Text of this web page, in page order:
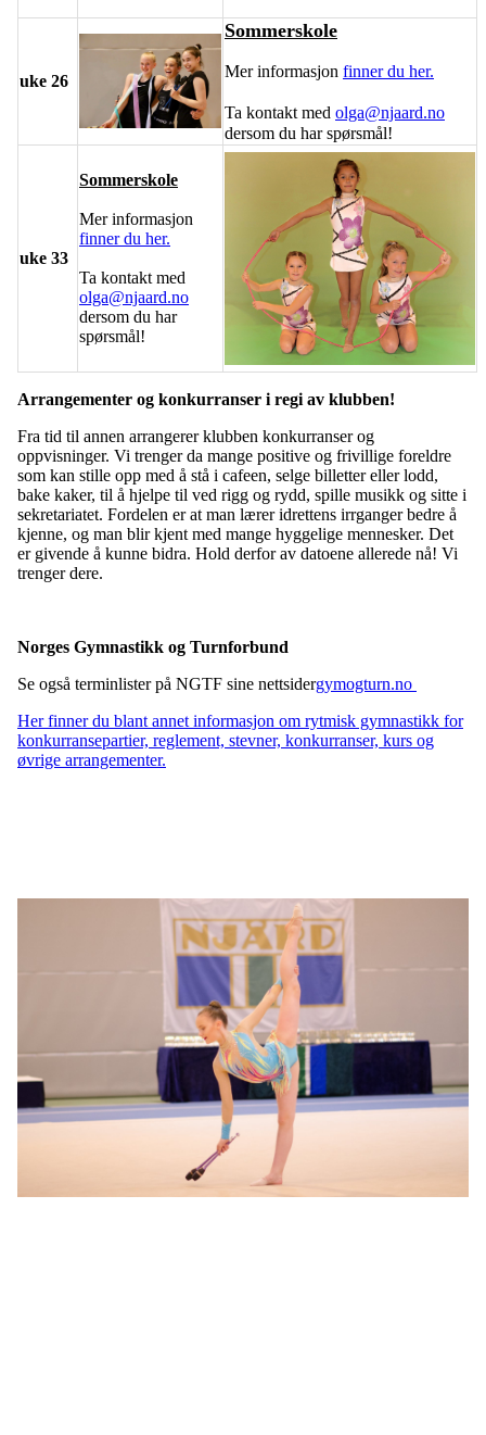
uke 26
Sommerskole
Mer informasjon finner du her.
Ta kontakt med olga@njaard.no
dersom du har spørsmål!
uke 33
Sommerskole
Mer informasjon
finner du her.
Ta kontakt med
olga@njaard.no
dersom du har
spørsmål!
Arrangementer og konkurranser i regi av klubben!
Fra tid til annen arrangerer klubben konkurranser og
oppvisninger. Vi trenger da mange positive og frivillige foreldre
som kan stille opp med å stå i cafeen, selge billetter eller lodd,
bake kaker, til å hjelpe til ved rigg og rydd, spille musikk og sitte i
sekretariatet. Fordelen er at man lærer idrettens irrganger bedre å
kjenne, og man blir kjent med mange hyggelige mennesker. Det
er givende å kunne bidra. Hold derfor av datoene allerede nå! Vi
trenger dere.
Norges Gymnastikk og Turnforbund
Se også terminlister på NGTF sine nettsidergymogturn.no
Her finner du blant annet informasjon om rytmisk gymnastikk for
konkurransepartier, reglement, stevner, konkurranser, kurs og
øvrige arrangementer.